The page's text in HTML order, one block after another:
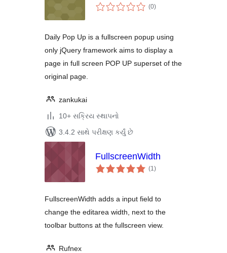
(0કુલ
રેટિંગ્સ
)
Daily Pop Up is a fullscreen popup using
only jQuery framework aims to display a
page in full screen POP UP superset of the
original page.
zankukai
10+ સક્રિય સ્થાપનો
3.4.2 સાથે પરીક્ષણ કર્યું છે
FullscreenWidth
(1કુલ
રેટિંગ્સ
)
FullscreenWidth adds a input field to
change the editarea width, next to the
toolbar buttons at the fullscreen view.
Rufnex